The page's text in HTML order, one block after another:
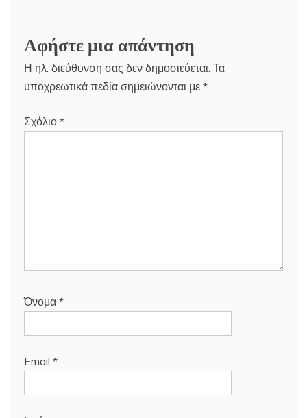
Αφήστε μια απάντηση
Η ηλ. διεύθυνση σας δεν δημοσιεύεται. Τα
υποχρεωτικά πεδία σημειώνονται με *
Σχόλιο *
Όνομα *
Email *